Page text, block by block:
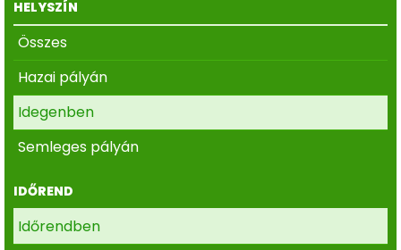
HELYSZÍN
Összes
Hazai pályán
Idegenben
Semleges pályán
IDŐREND
Időrendben